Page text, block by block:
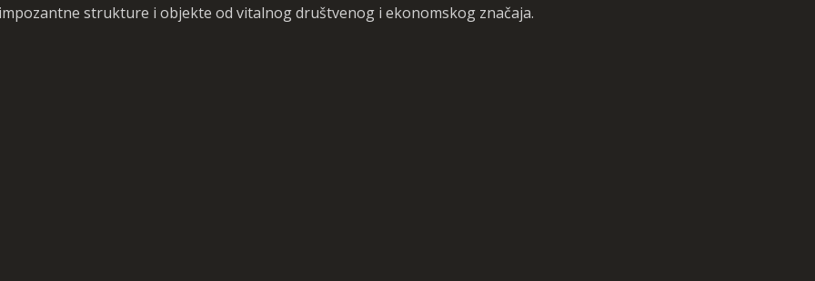
strukture i objekte od vitalnog društvenog i ekonomskog značaja.